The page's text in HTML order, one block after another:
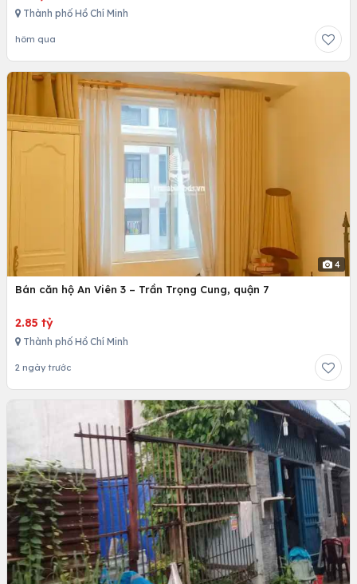
Thành phố Hồ Chí Minh
hôm qua
4
Bán căn hộ An Viên 3 – Trần Trọng Cung, quận 7
2.85 tỷ
Thành phố Hồ Chí Minh
2 ngày trước